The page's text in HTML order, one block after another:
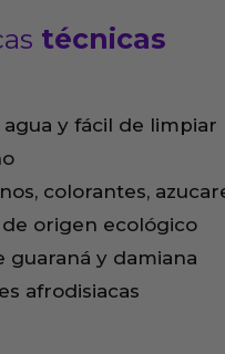
técnicas
y fácil de limpiar
colorantes,
origen ecológico
guaraná y damiana
afrodisiacas